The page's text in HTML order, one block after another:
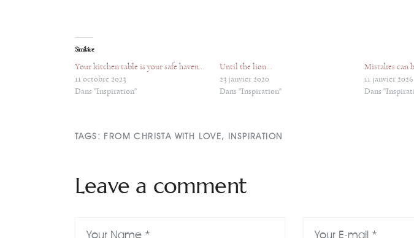
Similaire
Your kitchen table is your safe haven…
11 octobre 2023
Dans "Inspiration"
Until the lion…
23 janvier 2020
Dans "Inspiration"
Mistakes can
11 janvier 2026
Dans
TAGS: FROM CHRISTA WITH LOVE, INSPIRATION
Leave a comment